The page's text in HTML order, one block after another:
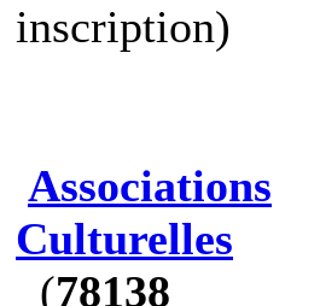
inscription)
Associations
Culturelles
(78138